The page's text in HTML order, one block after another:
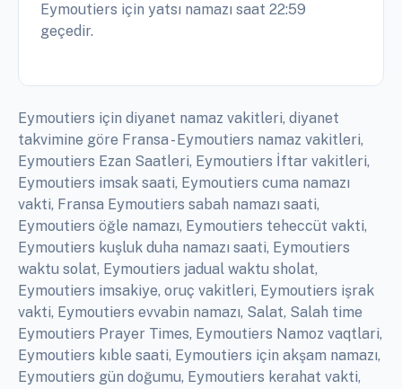
Eymoutiers için yatsı namazı saat 22:59
geçedir.
Eymoutiers için diyanet namaz vakitleri, diyanet
takvimine göre Fransa - Eymoutiers namaz vakitleri,
Eymoutiers Ezan Saatleri, Eymoutiers İftar vakitleri,
Eymoutiers imsak saati, Eymoutiers cuma namazı
vakti, Fransa Eymoutiers sabah namazı saati,
Eymoutiers öğle namazı, Eymoutiers teheccüt vakti,
Eymoutiers kuşluk duha namazı saati, Eymoutiers
waktu solat, Eymoutiers jadual waktu sholat,
Eymoutiers imsakiye, oruç vakitleri, Eymoutiers işrak
vakti, Eymoutiers evvabin namazı, Salat, Salah time
Eymoutiers Prayer Times, Eymoutiers Namoz vaqtlari,
Eymoutiers kıble saati, Eymoutiers için akşam namazı,
Eymoutiers gün doğumu, Eymoutiers kerahat vakti,